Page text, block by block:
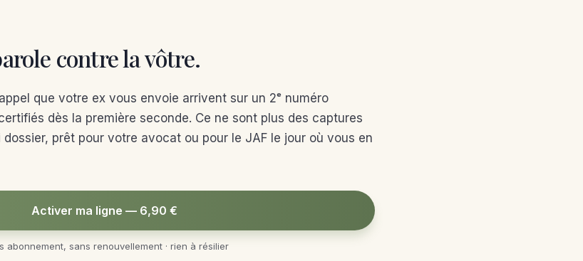
contre la vôtre.
que votre ex vous envoie arrivent sur un 2ᵉ numéro
dès la première seconde. Ce ne sont plus des captures
dossier, prêt pour votre avocat ou pour le JAF le jour où vous en
Activer ma ligne — 6,90 €
abonnement, sans renouvellement · rien à résilier